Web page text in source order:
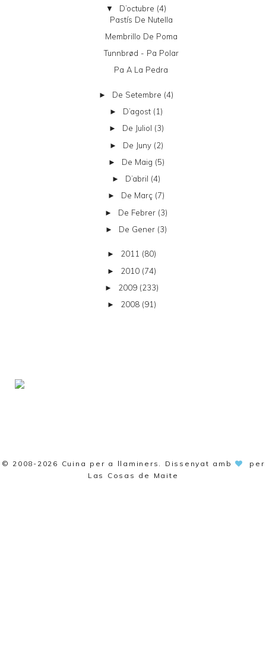
▼ D’octubre (4)
Pastís De Nutella
Membrillo De Poma
Tunnbrød - Pa Polar
Pa A La Pedra
► De Setembre (4)
► D’agost (1)
► De Juliol (3)
► De Juny (2)
► De Maig (5)
► D’abril (4)
► De Març (7)
► De Febrer (3)
► De Gener (3)
► 2011 (80)
► 2010 (74)
► 2009 (233)
► 2008 (91)
© 2008-2026 Cuina per a llaminers . Dissenyat amb
per
Las Cosas de Maite